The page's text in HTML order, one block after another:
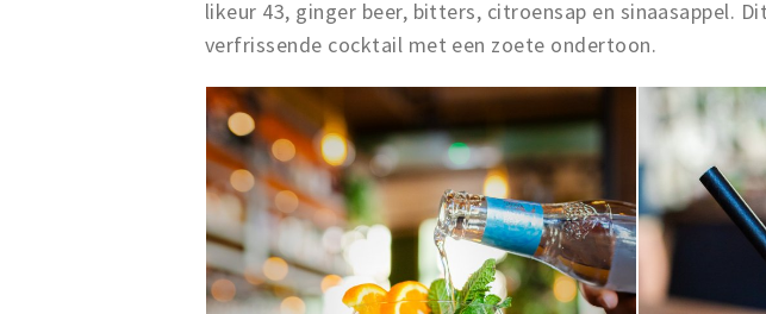
likeur 43, ginger beer, bitters, citroensap en sinaasappel.
verfrissende cocktail met een zoete ondertoon.